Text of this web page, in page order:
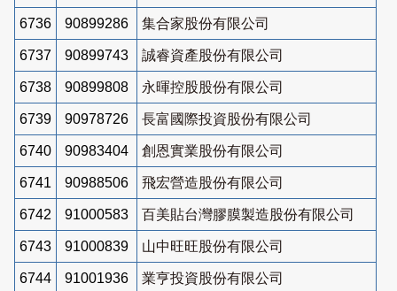
6736 90899286 集合家股份有限公司
6737 90899743 誠睿資產股份有限公司
6738 90899808 永暉控股股份有限公司
6739 90978726 長富國際投資股份有限公司
6740 90983404 創恩實業股份有限公司
6741 90988506 飛宏營造股份有限公司
6742 91000583 百美貼台灣膠膜製造股份有限公司
6743 91000839 山中旺旺股份有限公司
6744 91001936 業亨投資股份有限公司